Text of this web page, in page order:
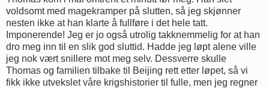
voldsomt med magekramper på slutten, så jeg skjønner
nesten ikke at han klarte å fullføre i det hele tatt.
Imponerende! Jeg er jo også utrolig takknemmelig for at han
dro meg inn til en slik god sluttid. Hadde jeg løpt alene ville
jeg nok vært snillere mot meg selv. Dessverre skulle
Thomas og familien tilbake til Beijing rett etter løpet, så vi
fikk ikke utvekslet våre krigshistorier til fulle, men jeg regner